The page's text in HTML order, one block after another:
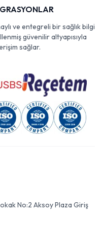
ve entegreli bir sağlık bilgi
güvenilir altyapısıyla
sağlar.
No:2 Aksoy Plaza Giriş